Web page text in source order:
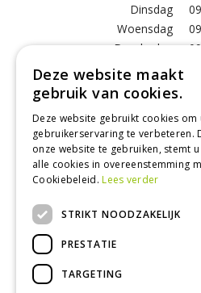
Dinsdag
Woensdag
Donderdag
Vrijdag
Zaterdag
Toon alle
Contact
GroenRijk
Deze website maakt
gebruik van cookies.
Deze website gebruikt cookies om
gebruikerservaring te verbeteren.
onze website te gebruiken, stemt
alle cookies in overeenstemming
Cookiebeleid.Lees verder
STRIKT NOODZAKELIJK
PRESTATIE
TARGETING